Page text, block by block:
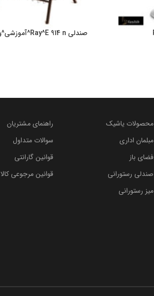
صندلی Ray^E 914 n^آموزشی^ونوس
محصولات یاشیک
مبلمان اداری
فضای باز
صندلی رستورانی
میز رستورانی
راهنمای مشتریان
سوالات متداول
قوانین گارانتی
قوانین مرجوعی کالا